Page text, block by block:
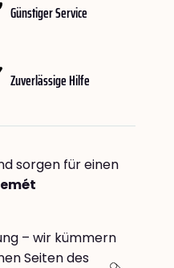
Günstiger Service
Zuverlässige Hilfe
sorgen für einen
– wir kümmern
Seiten des